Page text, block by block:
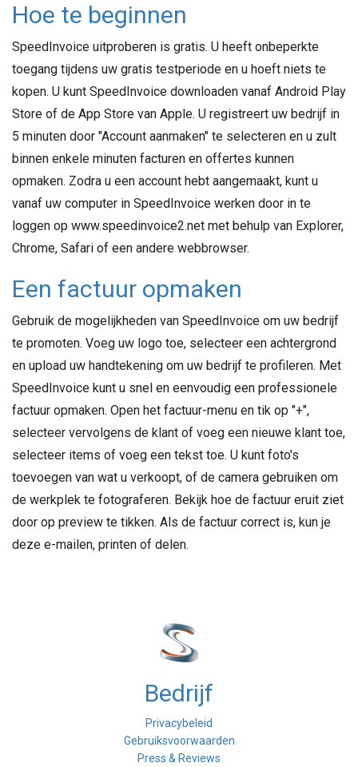
Hoe te beginnen
SpeedInvoice uitproberen is gratis. U heeft onbeperkte
toegang tijdens uw gratis testperiode en u hoeft niets te
kopen. U kunt SpeedInvoice downloaden vanaf Android Play
Store of de App Store van Apple. U registreert uw bedrijf in
5 minuten door "Account aanmaken" te selecteren en u zult
binnen enkele minuten facturen en offertes kunnen
opmaken. Zodra u een account hebt aangemaakt, kunt u
vanaf uw computer in SpeedInvoice werken door in te
loggen op www.speedinvoice2.net met behulp van Explorer,
Chrome, Safari of een andere webbrowser.
Een factuur opmaken
Gebruik de mogelijkheden van SpeedInvoice om uw bedrijf
te promoten. Voeg uw logo toe, selecteer een achtergrond
en upload uw handtekening om uw bedrijf te profileren. Met
SpeedInvoice kunt u snel en eenvoudig een professionele
factuur opmaken. Open het factuur-menu en tik op "+",
selecteer vervolgens de klant of voeg een nieuwe klant toe,
selecteer items of voeg een tekst toe. U kunt foto's
toevoegen van wat u verkoopt, of de camera gebruiken om
de werkplek te fotograferen. Bekijk hoe de factuur eruit ziet
door op preview te tikken. Als de factuur correct is, kun je
deze e-mailen, printen of delen.
Bedrijf
Privacybeleid
Gebruiksvoorwaarden
Press & Reviews